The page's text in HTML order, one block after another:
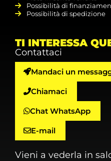
Possibilità di
Possibilità di spedizione
TI INTERESSA
Contattaci
Mandaci un
Chiamaci
Chat WhatsApp
E-mail
Vieni a vederla in